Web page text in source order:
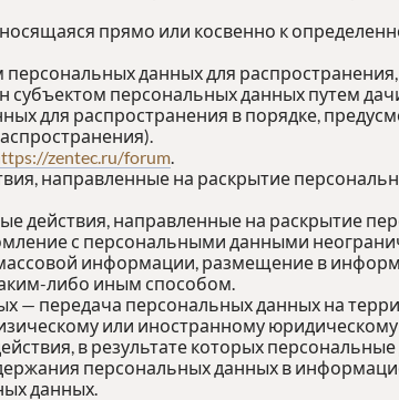
прямо или косвенно к
данных для
субъектом персональных данных путем
для распространения в порядке,
zentec.ru/forum.
направленные на раскрытие
действия, направленные на раскрытие
с персональными данными
информации, размещение в
либо иным способом.
— передача персональных данных на
или иностранному
в результате которых
персональных данных в
данных.